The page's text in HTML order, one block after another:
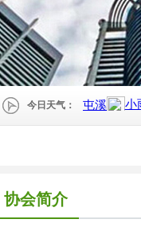
今日天气：
协会简介